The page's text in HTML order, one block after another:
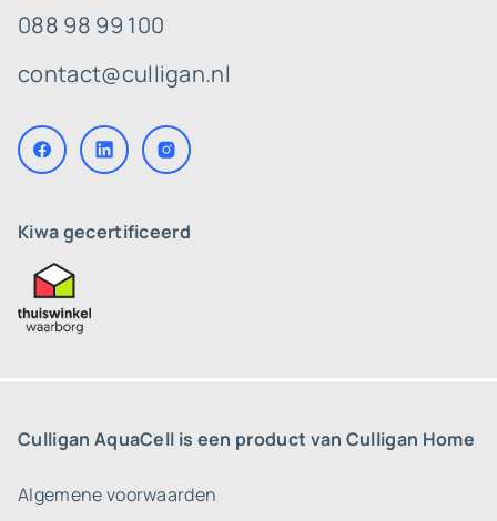
088 98 99 100
contact@culligan.nl
Kiwa gecertificeerd
Culligan AquaCell is een product van Culligan Home
Algemene voorwaarden